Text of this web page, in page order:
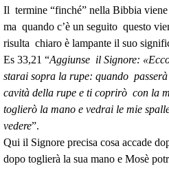
Il termine “finché” nella Bibbia viene
ma quando c’è un seguito questo
risulta chiaro è lampante il suo
Es 33,21 “Aggiunse il Signore:
starai sopra la rupe: quando
cavità della rupe e ti coprirò con la
toglierò la mano e vedrai le mie
vedere”.
Qui il Signore precisa cosa accade
dopo toglierà la sua mano e Mosè